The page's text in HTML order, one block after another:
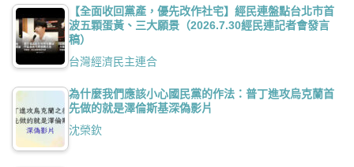
【全面收回黨產，優先改作社宅】經民連盤點台北市首
波五顆蛋黃、三大願景（2026.7.30經民連記者會發言
稿）
台灣經濟民主連合
為什麼我們應該小心國民黨的作法：普丁進攻烏克蘭首
先做的就是澤倫斯基深偽影片
沈榮欽